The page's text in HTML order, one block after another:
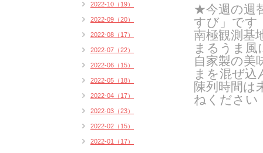
★今週の週
すび」です
南極観測基
まるうま風
自家製の美
まを混ぜ込
陳列時間は
ねください
2022-10（19）
2022-09（20）
2022-08（17）
2022-07（22）
2022-06（15）
2022-05（18）
2022-04（17）
2022-03（23）
2022-02（15）
2022-01（17）